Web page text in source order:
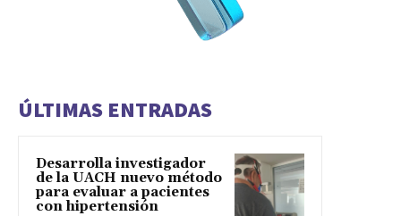
ÚLTIMAS ENTRADAS
Desarrolla investigador
de la UACH nuevo método
para evaluar a pacientes
con hipertensión